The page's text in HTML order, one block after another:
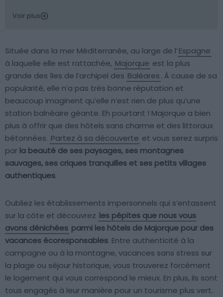
Voir plus
Située dans la mer Méditerranée, au large de l’Espagne
à laquelle elle est rattachée, Majorque est la plus
grande des îles de l’archipel des Baléares. À cause de sa
popularité, elle n’a pas très bonne réputation et
beaucoup imaginent qu’elle n’est rien de plus qu’une
station balnéaire géante. Eh pourtant ! Majorque a bien
plus à offrir que des hôtels sans charme et des littoraux
bétonnées. Partez à sa découverte et vous serez surpris
par la beauté de ses paysages, ses montagnes
sauvages, ses criques tranquilles et ses petits villages
authentiques.
Oubliez les établissements impersonnels qui s’entassent
sur la côte et découvrez les pépites que nous vous
avons dénichées parmi les hôtels de Majorque pour des
vacances écoresponsables. Entre authenticité à la
campagne ou à la montagne, vacances sans stress sur
la plage ou séjour historique, vous trouverez forcément
le logement qui vous correspond le mieux. En plus, ils sont
tous engagés à leur manière pour un tourisme plus vert.